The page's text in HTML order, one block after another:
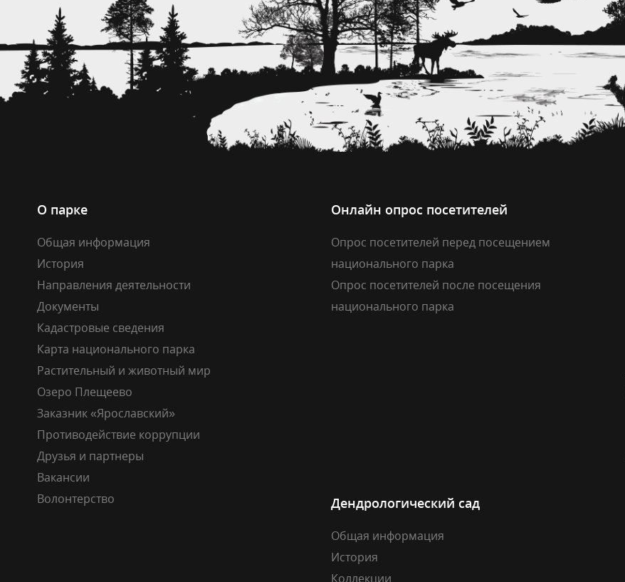
О парке
Общая информация
История
Направления деятельности
Документы
Кадастровые сведения
Карта национального парка
Растительный и животный мир
Озеро Плещеево
Заказник «Ярославский»
Противодействие коррупции
Друзья и партнеры
Вакансии
Волонтерство
Онлайн опрос посетителей
Опрос посетителей перед посещением
национального парка
Опрос посетителей после посещения
национального парка
Дендрологический сад
Общая информация
История
Коллекции